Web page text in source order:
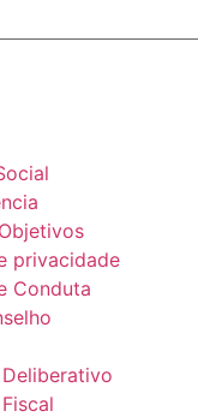
privacidade
Conduta